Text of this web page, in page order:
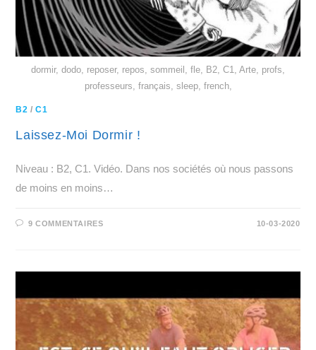
dormir, dodo, reposer, repos, sommeil, fle, B2, C1, Arte, profs,
professeurs, français, sleep, french,
B2 /C1
Laissez-Moi Dormir !
Niveau : B2, C1. Vidéo. Dans nos sociétés où nous passons
de moins en moins…
9 COMMENTAIRES 10-03-2020